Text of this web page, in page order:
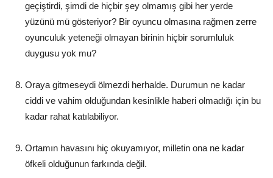
geçiştirdi, şimdi de hiçbir şey olmamış gibi her yerde
yüzünü mü gösteriyor? Bir oyuncu olmasına rağmen zerre
oyunculuk yeteneği olmayan birinin hiçbir sorumluluk
duygusu yok mu?
Oraya gitmeseydi ölmezdi herhalde. Durumun ne kadar
ciddi ve vahim olduğundan kesinlikle haberi olmadığı için bu
kadar rahat katılabiliyor.
Ortamın havasını hiç okuyamıyor, milletin ona ne kadar
öfkeli olduğunun farkında değil.